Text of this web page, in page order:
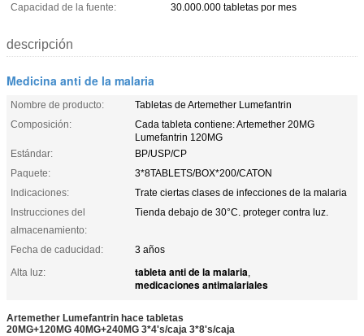
Capacidad de la fuente:
30.000.000 tabletas por mes
descripción
Medicina anti de la malaria
Nombre de producto:
Tabletas de Artemether Lumefantrin
Composición:
Cada tableta contiene: Artemether 20MG
Lumefantrin 120MG
Estándar:
BP/USP/CP
Paquete:
3*8TABLETS/BOX*200/CATON
Indicaciones:
Trate ciertas clases de infecciones de la malaria
Instrucciones del
almacenamiento:
Tienda debajo de 30°C. proteger contra luz.
Fecha de caducidad:
3 años
Alta luz:
tableta anti de la malaria,
medicaciones antimalariales
Artemether Lumefantrin hace tabletas
20MG+120MG 40MG+240MG 3*4's/caja 3*8's/caja